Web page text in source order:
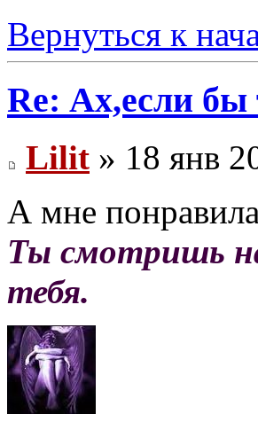
Вернуться к
Re: Ах,если бы
Lilit » 18 янв
А мне
Ты смотришь
тебя.